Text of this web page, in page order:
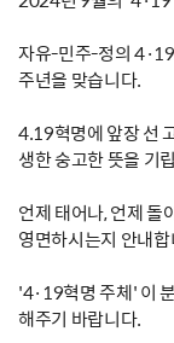
자유-민주-정의
주년을 맞습니다.
4.19혁명에 앞장 선
생한 숭고한 뜻을 기
언제 태어나, 언제
영면하시는지 안내
'4·19혁명 주체' 이
해주기 바랍니다.